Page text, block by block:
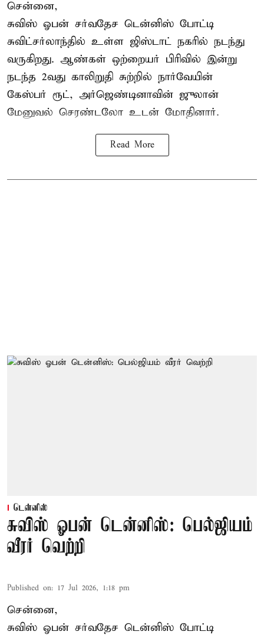
சென்னை,
சுவிஸ் ஓபன் சர்வதேச டென்னிஸ் போட்டி
சுவிட்சர்லாந்தில் உள்ள ஜிஸ்டாட் நகரில் நடந்து
வருகிறது. ஆண்கள் ஒற்றையர் பிரிவில் இன்று
நடந்த 2வது காலிறுதி சுற்றில் நார்வேயின்
கேஸ்பர் ரூட், அர்ஜெண்டினாவின் ஜுலான்
மேனுவல் செரண்டலோ உடன் மோதினார்.
Read More
டென்னிஸ்
சுவிஸ் ஓபன் டென்னிஸ்: பெல்ஜியம்
வீரர் வெற்றி
Published on: 17 Jul 2026, 1:18 pm
சென்னை,
சுவிஸ் ஓபன் சர்வதேச டென்னிஸ் போட்டி